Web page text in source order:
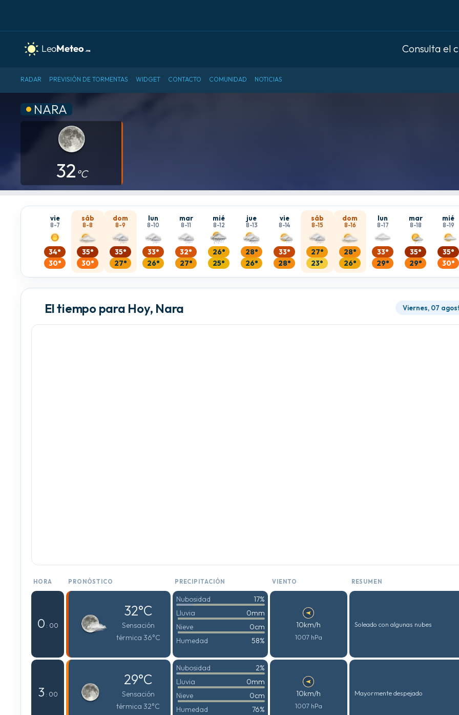
Consulta el
RADAR PREVISIÓN DE TORMENTAS WIDGET CONTACTO COMUNIDAD NOTICIAS
NARA
32 °C
vie
8-7
34°
30°
sáb
8-8
35°
30°
dom
8-9
35°
27°
lun
8-10
33°
26°
mar
8-11
32°
27°
mié
8-12
26°
25°
jue
8-13
28°
26°
vie
8-14
33°
28°
sáb
8-15
27°
23°
dom
8-16
28°
26°
lun
8-17
33°
29°
mar
8-18
35°
29°
mié
8-19
35°
30°
El tiempo para Hoy, Nara Viernes, 07
HORA PRONÓSTICO PRECIPITACIÓN VIENTO RESUMEN
0 : 00
32°C
Sensación
térmica 36°C
Nubosidad
17%
Lluvia
0mm
Nieve
0cm
Humedad
58%
10km/h
1007 hPa
Soleado con algunas nubes
3 : 00
29°C
Sensación
térmica 32°C
Nubosidad
2%
Lluvia
0mm
Nieve
0cm
Humedad
76%
10km/h
1007 hPa
Mayormente despejado